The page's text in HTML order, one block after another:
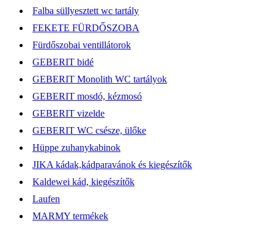
Falba süllyesztett wc tartály
FEKETE FÜRDŐSZOBA
Fürdőszobai ventillátorok
GEBERIT bidé
GEBERIT Monolith WC tartályok
GEBERIT mosdó, kézmosó
GEBERIT vizelde
GEBERIT WC csésze, ülőke
Hüppe zuhanykabinok
JIKA kádak,kádparavánok és kiegészítők
Kaldewei kád, kiegészítők
Laufen
MARMY termékek